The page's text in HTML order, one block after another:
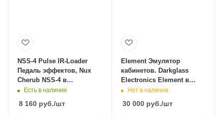
NSS-4 Pulse IR-Loader
Педаль эффектов, Nux
Cherub NSS-4 в
Владивостоке
Есть в наличии
8 160 руб./шт
Element Эмулятор
кабинетов. Darkglass
Electronics Element в
Владивостоке
Нет в наличии
30 000руб./шт